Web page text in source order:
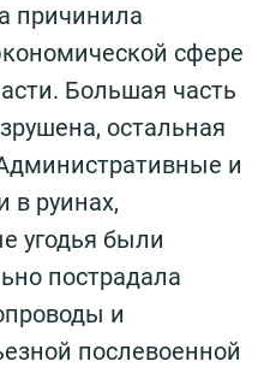
причинила
сфере
Большая часть
остальная
и
руинах,
угодья были
пострадала
и
послевоенной